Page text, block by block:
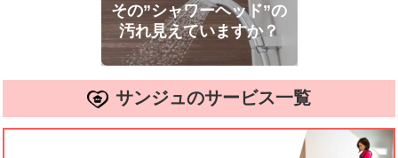
その”シャワーヘッド”の
汚れ見えていますか？
サンジュのサービス一覧